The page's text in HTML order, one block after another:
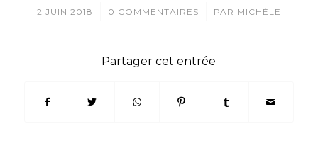
2 JUIN 2018
/ 0 COMMENTAIRES
/ PAR MICHÈLE
Partager cet entrée